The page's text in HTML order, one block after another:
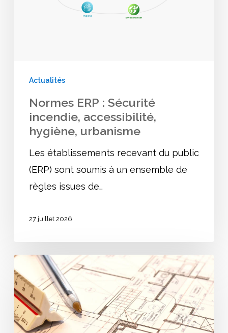
Actualités
Normes ERP : Sécurité
incendie, accessibilité,
hygiène, urbanisme
Les établissements recevant du public
(ERP) sont soumis à un ensemble de
règles issues de…
27 juillet 2026
Solutions
d’effet
équivalent
(SEE)